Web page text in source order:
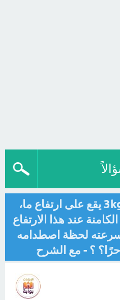
لنفرض جسمًا كتلته 3kg يقع على ارتفاع ما،
عند هذا الارتفاع
سرعته لحظة اصطدامه
؟ - مع الشرح